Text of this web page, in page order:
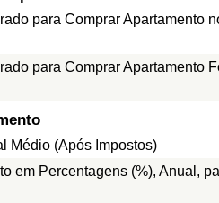
para Comprar Apartamento
para Comprar Apartamento
Médio (Após Impostos)
em Percentagens (%), Anual,